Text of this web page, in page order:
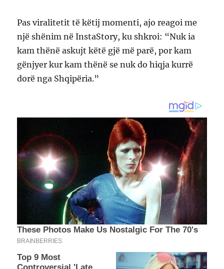
Pas viralitetit të këtij momenti, ajo reagoi me
një shënim në InstaStory, ku shkroi: “Nuk ia
kam thënë askujt këtë gjë më parë, por kam
gënjyer kur kam thënë se nuk do hiqja kurrë
dorë nga Shqipëria.”